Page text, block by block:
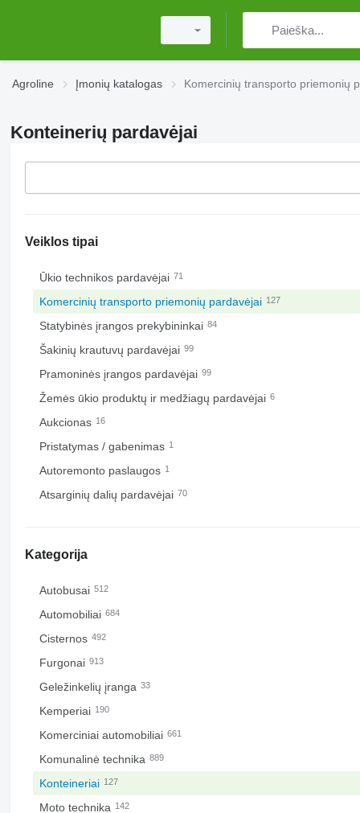
Agroline Įmonių katalogas Komercinių transporto priemonių
Konteinerių pardavėjai
Veiklos tipai
Ūkio technikos pardavėjai 71
Komercinių transporto priemonių pardavėjai 127
Statybinės įrangos prekybininkai 84
Šakinių krautuvų pardavėjai 99
Pramoninės įrangos pardavėjai 99
Žemės ūkio produktų ir medžiagų pardavėjai 6
Aukcionas 16
Pristatymas / gabenimas 1
Autoremonto paslaugos 1
Atsarginių dalių pardavėjai 70
Kategorija
Autobusai 512
Automobiliai 684
Cisternos 492
Furgonai 913
Geležinkelių įranga 33
Kemperiai 190
Komerciniai automobiliai 661
Komunalinė technika 889
Konteineriai 127
Moto technika 142